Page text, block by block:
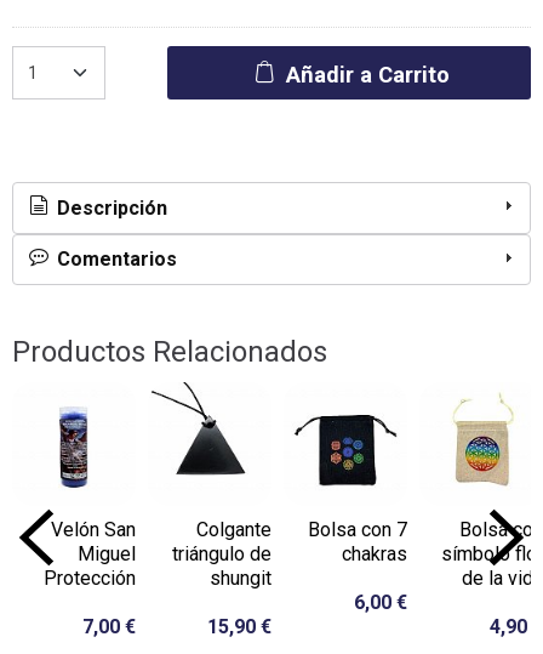
Añadir a Carrito
Descripción
Comentarios
Productos Relacionados
Velón San
Miguel
Protección
7,00 €
Colgante
triángulo de
shungit
15,90 €
Bolsa con 7
chakras
6,00 €
Bolsa con
símbolo flor
de la vida
4,90 €